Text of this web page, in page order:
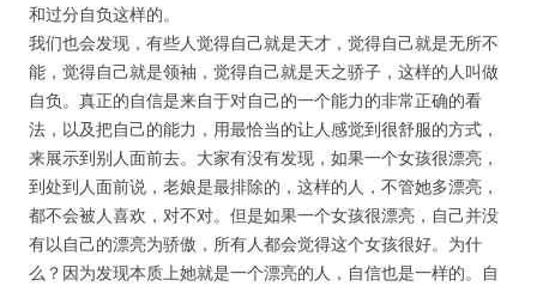
和过分自负这样的。
我们也会发现，有些人觉得自己就是天才，觉得自己就是无所不
能，觉得自己就是领袖，觉得自己就是天之骄子，这样的人叫做
自负。真正的自信是来自于对自己的一个能力的非常正确的看
法，以及把自己的能力，用最恰当的让人感觉到很舒服的方式，
来展示到别人面前去。大家有没有发现，如果一个女孩很漂亮，
到处到人面前说，老娘是最排除的，这样的人，不管她多漂亮，
都不会被人喜欢，对不对。但是如果一个女孩很漂亮，自己并没
有以自己的漂亮为骄傲，所有人都会觉得这个女孩很好。为什
么？因为发现本质上她就是一个漂亮的人，自信也是一样的。自